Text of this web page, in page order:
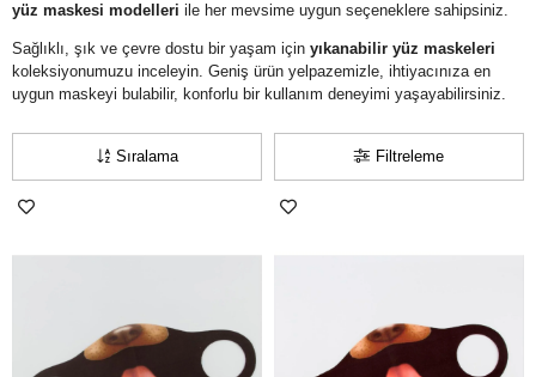
yüz maskesi modelleri ile her mevsime uygun seçeneklere sahipsiniz.
Sağlıklı, şık ve çevre dostu bir yaşam için yıkanabilir yüz maskeleri
koleksiyonumuzu inceleyin. Geniş ürün yelpazemizle, ihtiyacınıza en
uygun maskeyi bulabilir, konforlu bir kullanım deneyimi yaşayabilirsiniz.
Filtreleme
Sıralama